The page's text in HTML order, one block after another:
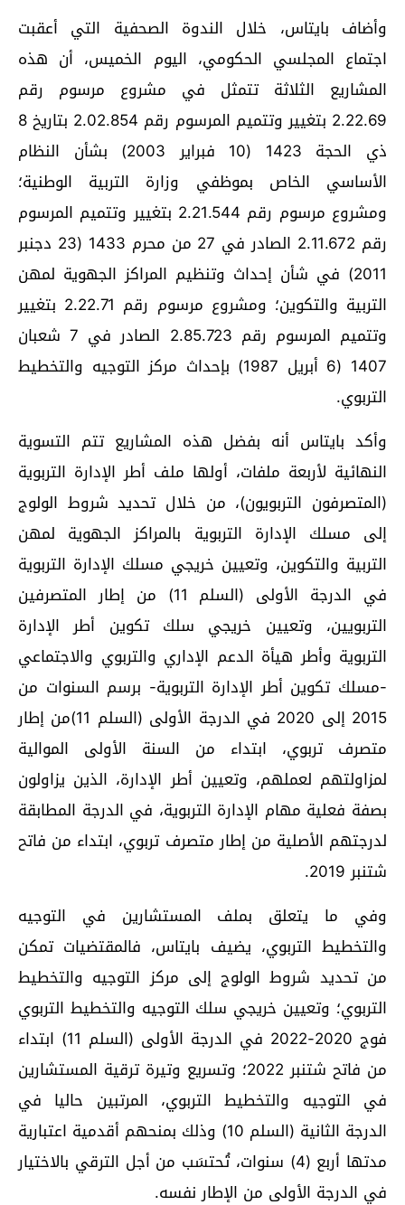
وأضاف بايتاس، خلال الندوة الصحفية التي أعقبت
اجتماع المجلسي الحكومي، اليوم الخميس، أن هذه
المشاريع الثلاثة تتمثل في مشروع مرسوم رقم
2.22.69 بتغيير وتتميم المرسوم رقم 2.02.854 بتاريخ 8
ذي الحجة 1423 (10 فبراير 2003) بشأن النظام
الأساسي الخاص بموظفي وزارة التربية الوطنية؛
ومشروع مرسوم رقم 2.21.544 بتغيير وتتميم المرسوم
رقم 2.11.672 الصادر في 27 من محرم 1433 (23 دجنبر
2011) في شأن إحداث وتنظيم المراكز الجهوية لمهن
التربية والتكوين؛ ومشروع مرسوم رقم 2.22.71 بتغيير
وتتميم المرسوم رقم 2.85.723 الصادر في 7 شعبان
1407 (6 أبريل 1987) بإحداث مركز التوجيه والتخطيط
التربوي.
وأكد بايتاس أنه بفضل هذه المشاريع تتم التسوية
النهائية لأربعة ملفات، أولها ملف أطر الإدارة التربوية
(المتصرفون التربويون)، من خلال تحديد شروط الولوج
إلى مسلك الإدارة التربوية بالمراكز الجهوية لمهن
التربية والتكوين، وتعيين خريجي مسلك الإدارة التربوية
في الدرجة الأولى (السلم 11) من إطار المتصرفين
التربويين، وتعيين خريجي سلك تكوين أطر الإدارة
التربوية وأطر هيأة الدعم الإداري والتربوي والاجتماعي
-مسلك تكوين أطر الإدارة التربوية- برسم السنوات من
2015 إلى 2020 في الدرجة الأولى (السلم 11)من إطار
متصرف تربوي، ابتداء من السنة الأولى الموالية
لمزاولتهم لعملهم، وتعيين أطر الإدارة، الذين يزاولون
بصفة فعلية مهام الإدارة التربوية، في الدرجة المطابقة
لدرجتهم الأصلية من إطار متصرف تربوي، ابتداء من فاتح
شتنبر 2019.
وفي ما يتعلق بملف المستشارين في التوجيه
والتخطيط التربوي، يضيف بايتاس، فالمقتضيات تمكن
من تحديد شروط الولوج إلى مركز التوجيه والتخطيط
التربوي؛ وتعيين خريجي سلك التوجيه والتخطيط التربوي
فوج 2020-2022 في الدرجة الأولى (السلم 11) ابتداء
من فاتح شتنبر 2022؛ وتسريع وتيرة ترقية المستشارين
في التوجيه والتخطيط التربوي، المرتبين حاليا في
الدرجة الثانية (السلم 10) وذلك بمنحهم أقدمية اعتبارية
مدتها أربع (4) سنوات، تُحتسَب من أجل الترقي بالاختيار
في الدرجة الأولى من الإطار نفسه.